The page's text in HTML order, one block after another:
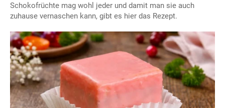
Schokofrüchte mag wohl jeder und damit man sie auch
zuhause vernaschen kann, gibt es hier das Rezept.